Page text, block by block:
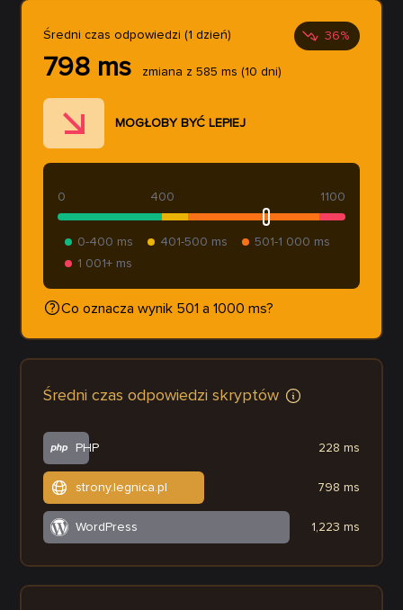
Średni czas odpowiedzi (1 dzień) 36%
798 ms zmiana z 585 ms (10 dni)
MOGŁOBY BYĆ LEPIEJ
400
0 1100
0-400 ms 401-500 ms
501-1 000 ms
1 001+ ms
Co oznacza wynik 501 a 1000 ms?
Średni czas odpowiedzi skryptów
PHP
strony.legnica.pl
WordPress
228 ms
798 ms
1,223 ms